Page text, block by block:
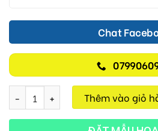
Chat
Hồng Phát M581 số lượngThêm vào giỏ